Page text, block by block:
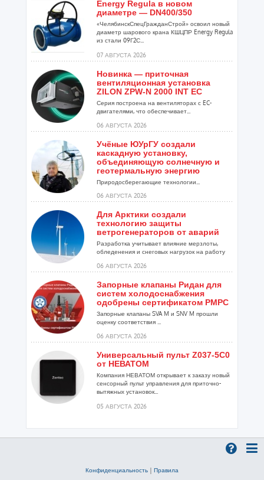
Energy Regula в новом
диаметре — DN400/350
«ЧелябинскСпецГражданСтрой» освоил новый
диаметр шарового крана КШЦПР Energy Regula
из стали 09Г2С...
07 АВГУСТА 2026
Новинка — приточная
вентиляционная установка
ZILON ZPW-N 2000 INT EC
Серия построена на вентиляторах с EC-
двигателями, что обеспечивает...
06 АВГУСТА 2026
Учёные ЮУрГУ создали
каскадную установку,
объединяющую солнечную и
геотермальную энергию
Природосберегающие технологии...
06 АВГУСТА 2026
Для Арктики создали
технологию защиты
ветрогенераторов от аварий
Разработка учитывает влияние мерзлоты,
обледенения и снеговых нагрузок на работу
06 АВГУСТА 2026
Запорные клапаны Ридан для
систем холодоснабжения
одобрены сертификатом РМРС
Запорные клапаны SVA M и SNV M прошли
оценку соответствия ...
06 АВГУСТА 2026
Универсальный пульт Z037-5C0
от НЕВАТОМ
Компания НЕВАТОМ открывает к заказу новый
сенсорный пульт управления для приточно-
вытяжных установок...
05 АВГУСТА 2026
расширения ...
Конфиденциальность | Правила